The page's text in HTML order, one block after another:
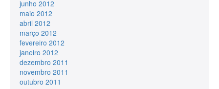
junho 2012
maio 2012
abril 2012
março 2012
fevereiro 2012
janeiro 2012
dezembro 2011
novembro 2011
outubro 2011